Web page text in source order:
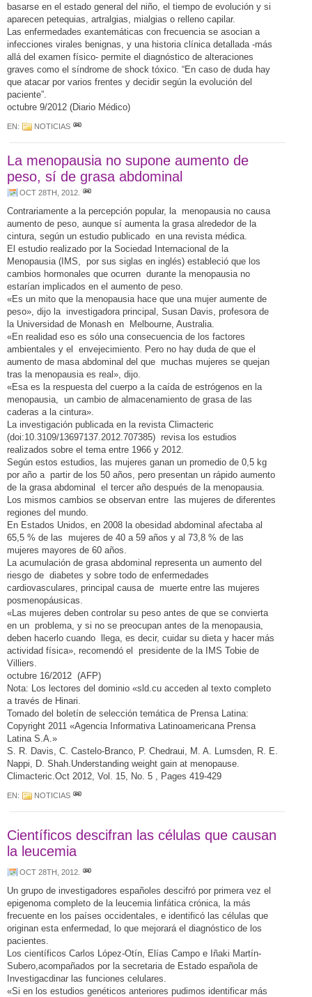
basarse en el estado general del niño, el tiempo de evolución y si
aparecen petequias, artralgias, mialgias o relleno capilar.
Las enfermedades exantemáticas con frecuencia se asocian a
infecciones virales benignas, y una historia clínica detallada -más
allá del examen físico- permite el diagnóstico de alteraciones
graves como el síndrome de shock tóxico. “En caso de duda hay
que atacar por varios frentes y decidir según la evolución del
paciente”.
octubre 9/2012 (Diario Médico)
EN: NOTICIAS
La menopausia no supone aumento de
peso, sí de grasa abdominal
OCT 28TH, 2012
Contrariamente a la percepción popular, la menopausia no causa
aumento de peso, aunque sí aumenta la grasa alrededor de la
cintura, según un estudio publicado en una revista médica.
El estudio realizado por la Sociedad Internacional de la
Menopausia (IMS, por sus siglas en inglés) estableció que los
cambios hormonales que ocurren durante la menopausia no
estarían implicados en el aumento de peso.
«Es un mito que la menopausia hace que una mujer aumente de
peso», dijo la investigadora principal, Susan Davis, profesora de
la Universidad de Monash en Melbourne, Australia.
«En realidad eso es sólo una consecuencia de los factores
ambientales y el envejecimiento. Pero no hay duda de que el
aumento de masa abdominal del que muchas mujeres se quejan
tras la menopausia es real», dijo.
«Esa es la respuesta del cuerpo a la caída de estrógenos en la
menopausia, un cambio de almacenamiento de grasa de las
caderas a la cintura».
La investigación publicada en la revista Climacteric
(doi:10.3109/13697137.2012.707385) revisa los estudios
realizados sobre el tema entre 1966 y 2012.
Según estos estudios, las mujeres ganan un promedio de 0,5 kg
por año a partir de los 50 años, pero presentan un rápido aumento
de la grasa abdominal el tercer año después de la menopausia.
Los mismos cambios se observan entre las mujeres de diferentes
regiones del mundo.
En Estados Unidos, en 2008 la obesidad abdominal afectaba al
65,5 % de las mujeres de 40 a 59 años y al 73,8 % de las
mujeres mayores de 60 años.
La acumulación de grasa abdominal representa un aumento del
riesgo de diabetes y sobre todo de enfermedades
cardiovasculares, principal causa de muerte entre las mujeres
posmenopáusicas.
«Las mujeres deben controlar su peso antes de que se convierta
en un problema, y si no se preocupan antes de la menopausia,
deben hacerlo cuando llega, es decir, cuidar su dieta y hacer más
actividad física», recomendó el presidente de la IMS Tobie de
Villiers.
octubre 16/2012 (AFP)
Nota: Los lectores del dominio «sld.cu acceden al texto completo
a través de Hinari.
Tomado del boletín de selección temática de Prensa Latina:
Copyright 2011 «Agencia Informativa Latinoamericana Prensa
Latina S.A.»
S. R. Davis, C. Castelo-Branco, P. Chedraui, M. A. Lumsden, R. E.
Nappi, D. Shah.Understanding weight gain at menopause.
Climacteric.Oct 2012, Vol. 15, No. 5 , Pages 419-429
EN: NOTICIAS
Científicos descifran las células que causan
la leucemia
OCT 28TH, 2012
Un grupo de investigadores españoles descifró por primera vez el
epigenoma completo de la leucemia linfática crónica, la más
frecuente en los países occidentales, e identificó las células que
originan esta enfermedad, lo que mejorará el diagnóstico de los
pacientes.
Los científicos Carlos López-Otín, Elías Campo e Iñaki Martín-
Subero,acompañados por la secretaria de Estado española de
Investigacdinar las funciones celulares.
«Si en los estudios genéticos anteriores pudimos identificar más